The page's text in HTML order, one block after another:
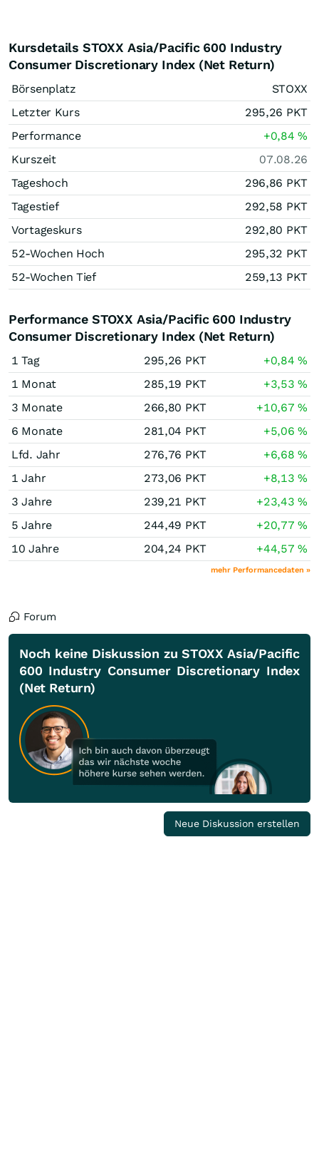
Kursdetails STOXX Asia/Pacific 600 Industry
Consumer Discretionary Index (Net Return)
Börsenplatz
STOXX
Letzter Kurs
295,26 PKT
Performance
+0,84%
Kurszeit
07.08.26
Tageshoch
296,86 PKT
Tagestief
292,58 PKT
Vortageskurs
292,80 PKT
52-Wochen Hoch
295,32 PKT
52-Wochen Tief
259,13 PKT
Performance STOXX Asia/Pacific 600 Industry
Consumer Discretionary Index (Net Return)
1 Tag 295,26 PKT +0,84%
1 Monat
285,19 PKT +3,53%
3 Monate
266,80 PKT +10,67%
6 Monate
281,04 PKT +5,06%
Lfd. Jahr
276,76 PKT +6,68%
1 Jahr
273,06 PKT +8,13%
3 Jahre
239,21 PKT +23,43%
5 Jahre
244,49 PKT +20,77%
10 Jahre
204,24 PKT +44,57%
mehr Performancedaten »
Forum
Noch keine Diskussion zu STOXX Asia/Pacific
600 Industry Consumer Discretionary Index
(Net Return)
Neue Diskussion erstellen